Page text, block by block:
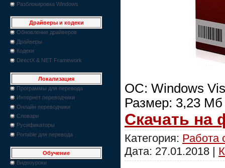
Разблокировка Windows
Драйверы и кодеки
Обновление драйверов
Драйверы
Кодеки
DirectX & NET Framework
Локализация
Программы для перевода
Интернет переводчики
Онлайн переводчики
Словари
Русификаторы
Portable для перевода
Обучение
Видеоуроки
ОС: Windows
Размер: 3,23 Мб
Скачать на
Категория: Работа
Дата: 27.01.2018 |